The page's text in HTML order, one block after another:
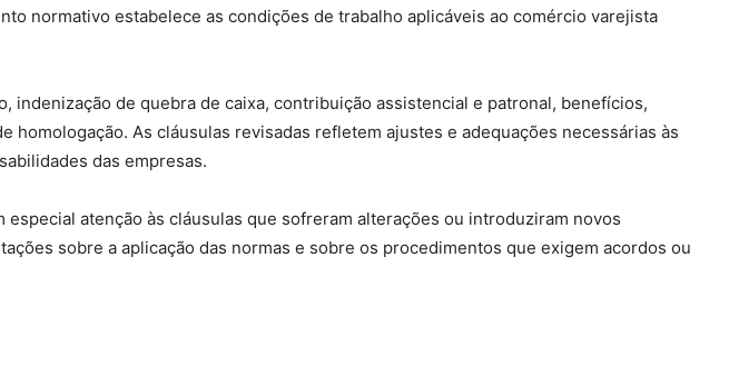
normativo estabelece as condições de trabalho aplicáveis ao comércio varejista
de quebra de caixa, contribuição assistencial e patronal, benefícios,
As cláusulas revisadas refletem ajustes e adequações necessárias às
das empresas.
atenção às cláusulas que sofreram alterações ou introduziram novos
sobre a aplicação das normas e sobre os procedimentos que exigem acordos ou